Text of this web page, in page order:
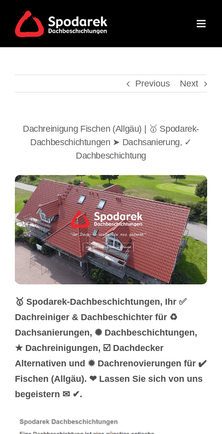
content
Previous Next
Dachreinigung Fischen (Allgäu) | 🥇 Spodarek-
Dachbeschichtungen ➤ Dachsanierung, ✓
Dachbeschichtung
🥇 Spodarek-Dachbeschichtungen, Ihr ✅
Dachreiniger & Dachbeschichter für ♻
Dachsanierungen, ✺ Dachbeschichtungen,
★ Dachreinigungen, ☑️ Dachdecker
Alternativen und ✹ Dachrenovierungen für ✔️
Fischen (Allgäu). ❤ Lassen Sie sich von uns
begeistern ✉ ✔.